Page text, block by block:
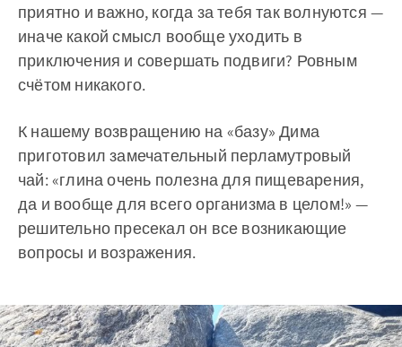
приятно и важно, когда за тебя так волнуются —
иначе какой смысл вообще уходить в
приключения и совершать подвиги? Ровным
счётом никакого.
К нашему возвращению на «базу» Дима
приготовил замечательный перламутровый
чай: «глина очень полезна для пищеварения,
да и вообще для всего организма в целом!» —
решительно пресекал он все возникающие
вопросы и возражения.